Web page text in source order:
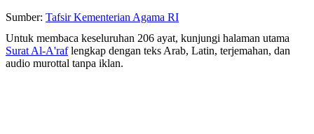
Sumber: Tafsir Kementerian Agama RI
Untuk membaca keseluruhan 206 ayat, kunjungi halaman utama
Surat Al-A'raflengkap dengan teks Arab, Latin, terjemahan, dan
audio murottal tanpa iklan.